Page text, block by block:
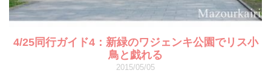
4/25同行ガイド4：新緑のワジェンキ公園でリス小
鳥と戯れる
2015/05/05